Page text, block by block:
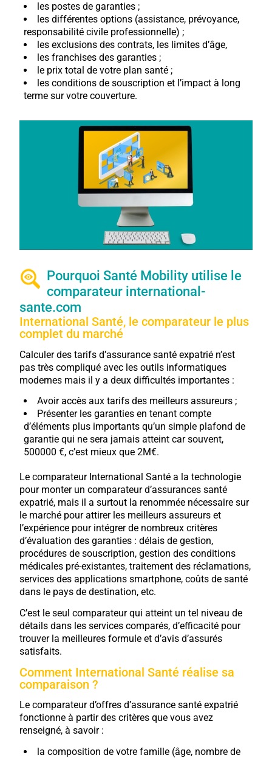
les postes de garanties ;
les différentes options (assistance, prévoyance,
responsabilité civile professionnelle) ;
les exclusions des contrats, les limites d’âge,
les franchises des garanties ;
le prix total de votre plan santé ;
les conditions de souscription et l’impact à long
terme sur votre couverture.
Pourquoi Santé Mobility utilise le
comparateur international-
sante.com
International Santé, le comparateur le plus
complet du marché
Calculer des tarifs d’assurance santé expatrié n’est
pas très compliqué avec les outils informatiques
modernes mais il y a deux difficultés importantes :
Avoir accès aux tarifs des meilleurs assureurs ;
Présenter les garanties en tenant compte
d’éléments plus importants qu’un simple plafond de
garantie qui ne sera jamais atteint car souvent,
500000 €, c’est mieux que 2M€.
Le comparateur International Santé a la technologie
pour monter un comparateur d’assurances santé
expatrié, mais il a surtout la renommée nécessaire sur
le marché pour attirer les meilleurs assureurs et
l’expérience pour intégrer de nombreux critères
d’évaluation des garanties : délais de gestion,
procédures de souscription, gestion des conditions
médicales pré-existantes, traitement des réclamations,
services des applications smartphone, coûts de santé
dans le pays de destination, etc.
C’est le seul comparateur qui atteint un tel niveau de
détails dans les services comparés, d’efficacité pour
trouver la meilleures formule et d’avis d’assurés
satisfaits.
Comment International Santé réalise sa
comparaison ?
Le comparateur d’offres d’assurance santé expatrié
fonctionne à partir des critères que vous avez
renseigné, à savoir :
la composition de votre famille (âge, nombre de